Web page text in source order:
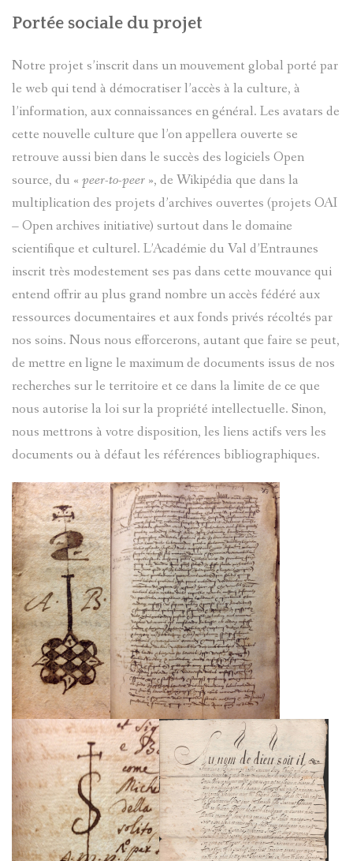
JOSEPH
1972)
MACARIO
PAUL
Goracci
LÉCUYER
ALIAS
DANS
LE
VAL
Portée sociale du projet
Notre projet s’inscrit dans un mouvement global porté par
le web qui tend à démocratiser l’accès à la culture, à
l’information, aux connaissances en général. Les avatars de
cette nouvelle culture que l’on appellera ouverte se
retrouve aussi bien dans le succès des logiciels Open
source, du « peer-to-peer », de Wikipédia que dans la
multiplication des projets d’archives ouvertes (projets OAI
– Open archives initiative) surtout dans le domaine
scientifique et culturel. L’Académie du Val d’Entraunes
inscrit très modestement ses pas dans cette mouvance qui
entend offrir au plus grand nombre un accès fédéré aux
ressources documentaires et aux fonds privés récoltés par
nos soins. Nous nous efforcerons, autant que faire se peut,
de mettre en ligne le maximum de documents issus de nos
recherches sur le territoire et ce dans la limite de ce que
nous autorise la loi sur la propriété intellectuelle. Sinon,
nous mettrons à votre disposition, les liens actifs vers les
documents ou à défaut les références bibliographiques.